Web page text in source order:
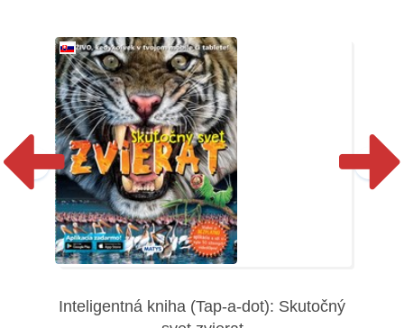
Inteligentná kniha (Tap-a-dot): Skutočný